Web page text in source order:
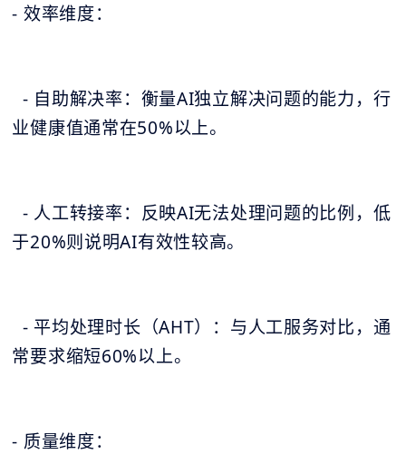
- 效率维度：
- 自助解决率：衡量AI独立解决问题的能力，行
业健康值通常在50%以上。
- 人工转接率：反映AI无法处理问题的比例，低
于20%则说明AI有效性较高。
- 平均处理时长（AHT）：与人工服务对比，通
常要求缩短60%以上。
- 质量维度：